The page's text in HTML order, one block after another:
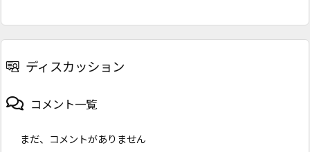
ディスカッション
コメント一覧
まだ、コメントがありません